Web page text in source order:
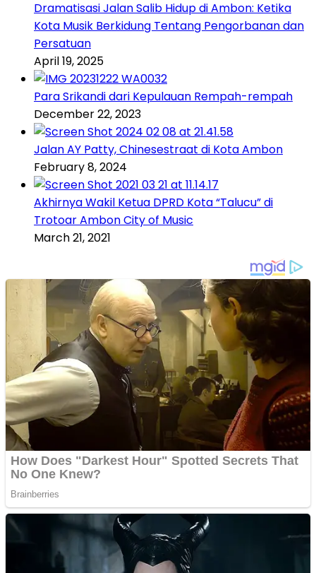
Dramatisasi Jalan Salib Hidup di Ambon: Ketika
Kota Musik Berkidung Tentang Pengorbanan dan
Persatuan
April 19, 2025
Para Srikandi dari Kepulauan Rempah-rempah
December 22, 2023
Jalan AY Patty, Chinesestraat di Kota Ambon
February 8, 2024
Akhirnya Wakil Ketua DPRD Kota “Talucu” di
Trotoar Ambon City of Music
March 21, 2021